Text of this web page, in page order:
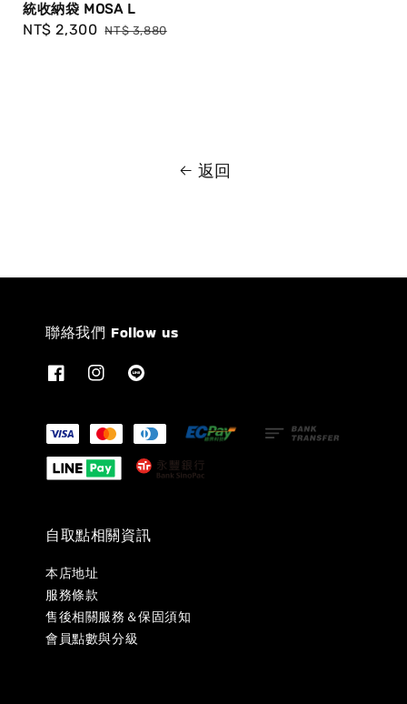
統收納袋 MOSA L
Sale
NT$ 2,300 Regular
NT$ 3,880
返回
聯絡我們 Follow us
自取點相關資訊
本店地址
服務條款
售後相關服務＆保固須知
會員點數與分級